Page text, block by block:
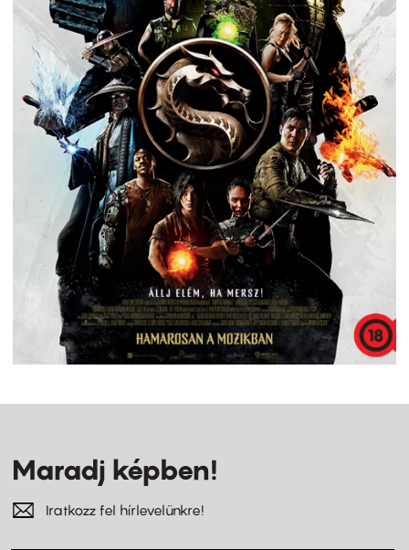
Maradj képben!
Iratkozz fel hírlevelünkre!